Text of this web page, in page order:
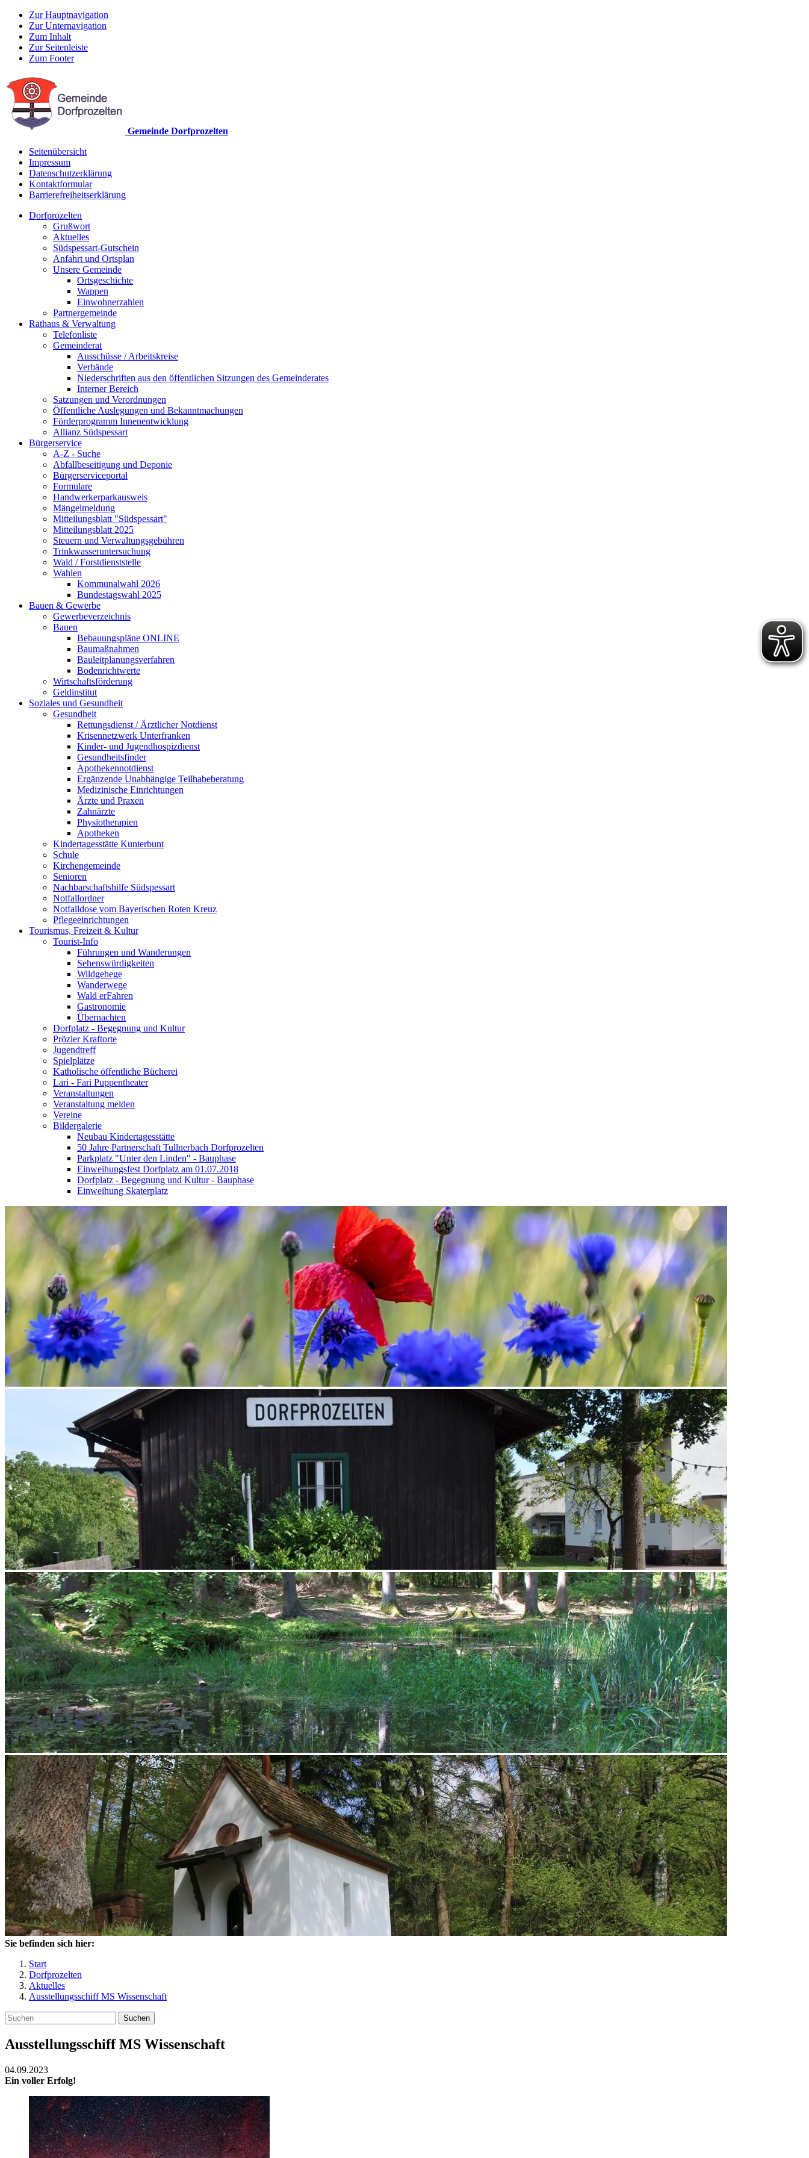
Zur Hauptnavigation
Zur Unternavigation
Zum Inhalt
Zur Seitenleiste
Zum Footer
Gemeinde Dorfprozelten
Seitenübersicht
Impressum
Datenschutzerklärung
Kontaktformular
Barrierefreiheitserklärung
Dorfprozelten
Grußwort
Aktuelles
Südspessart-Gutschein
Anfahrt und Ortsplan
Unsere Gemeinde
Ortsgeschichte
Wappen
Einwohnerzahlen
Partnergemeinde
Rathaus & Verwaltung
Telefonliste
Gemeinderat
Ausschüsse / Arbeitskreise
Verbände
Niederschriften aus den öffentlichen Sitzungen des Gemeinderates
Interner Bereich
Satzungen und Verordnungen
Öffentliche Auslegungen und Bekanntmachungen
Förderprogramm Innenentwicklung
Allianz Südspessart
Bürgerservice
A-Z - Suche
Abfallbeseitigung und Deponie
Bürgerserviceportal
Formulare
Handwerkerparkausweis
Mängelmeldung
Mitteilungsblatt "Südspessart"
Mitteilungsblatt 2025
Steuern und Verwaltungsgebühren
Trinkwasseruntersuchung
Wald / Forstdienststelle
Wahlen
Kommunalwahl 2026
Bundestagswahl 2025
Bauen & Gewerbe
Gewerbeverzeichnis
Bauen
Bebauungspläne ONLINE
Baumaßnahmen
Bauleitplanungsverfahren
Bodenrichtwerte
Wirtschaftsförderung
Geldinstitut
Soziales und Gesundheit
Gesundheit
Rettungsdienst / Ärztlicher Notdienst
Krisennetzwerk Unterfranken
Kinder- und Jugendhospizdienst
Gesundheitsfinder
Apothekennotdienst
Ergänzende Unabhängige Teilhabeberatung
Medizinische Einrichtungen
Ärzte und Praxen
Zahnärzte
Physiotherapien
Apotheken
Kindertagesstätte Kunterbunt
Schule
Kirchengemeinde
Senioren
Nachbarschaftshilfe Südspessart
Notfallordner
Notfalldose vom Bayerischen Roten Kreuz
Pflegeeinrichtungen
Tourismus, Freizeit & Kultur
Tourist-Info
Führungen und Wanderungen
Sehenswürdigkeiten
Wildgehege
Wanderwege
Wald erFahren
Gastronomie
Übernachten
Dorfplatz - Begegnung und Kultur
Prözler Kraftorte
Jugendtreff
Spielplätze
Katholische öffentliche Bücherei
Lari - Fari Puppentheater
Veranstaltungen
Veranstaltung melden
Vereine
Bildergalerie
Neubau Kindertagesstätte
50 Jahre Partnerschaft Tullnerbach Dorfprozelten
Parkplatz "Unter den Linden" - Bauphase
Einweihungsfest Dorfplatz am 01.07.2018
Dorfplatz - Begegnung und Kultur - Bauphase
Einweihung Skaterplatz
Sie befinden sich hier:
Start
Dorfprozelten
Aktuelles
Ausstellungsschiff MS Wissenschaft
Suchen
Ausstellungsschiff MS Wissenschaft
04.09.2023
Ein voller Erfolg!